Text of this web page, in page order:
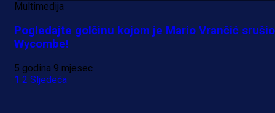
Multimedija
Pogledajte golčinu kojom je Mario Vrančić srušio
Wycombe!
5 godina 9 mjesec
1 2 Sljedeća